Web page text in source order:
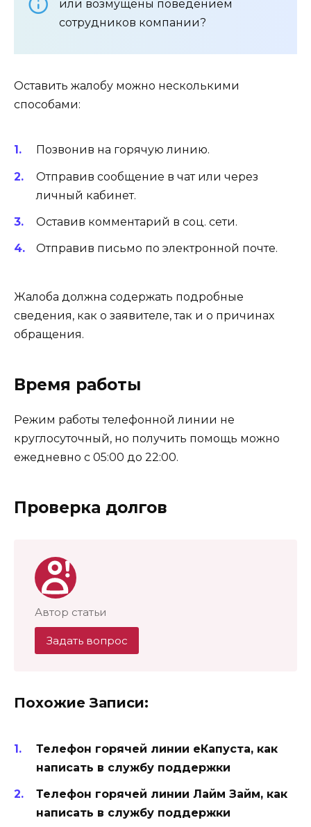
или возмущены поведением
сотрудников компании?
Оставить жалобу можно несколькими
способами:
Позвонив на горячую линию.
Отправив сообщение в чат или через
личный кабинет.
Оставив комментарий в соц. сети.
Отправив письмо по электронной почте.
Жалоба должна содержать подробные
сведения, как о заявителе, так и о причинах
обращения.
Время работы
Режим работы телефонной линии не
круглосуточный, но получить помощь можно
ежедневно с 05:00 до 22:00.
Проверка долгов
Автор статьи
Задать вопрос
Похожие Записи:
Телефон горячей линии еКапуста, как
написать в службу поддержки
Телефон горячей линии Лайм Займ, как
написать в службу поддержки